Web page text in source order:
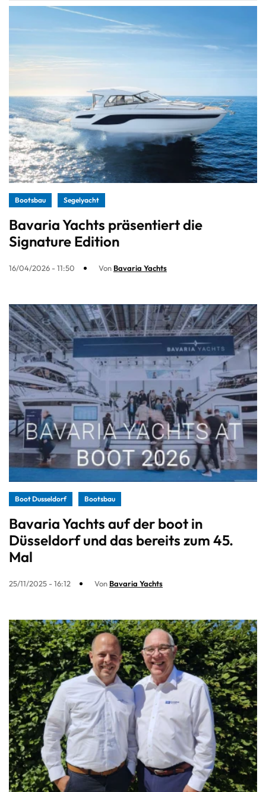
Bootsbau Segelyacht
Bavaria Yachts präsentiert die
Signature Edition
16/04/2026 - 11:50 Von Bavaria Yachts
Boot Dusseldorf Bootsbau
Bavaria Yachts auf der boot in
Düsseldorf und das bereits zum 45.
Mal
25/11/2025 - 16:12 Von Bavaria Yachts